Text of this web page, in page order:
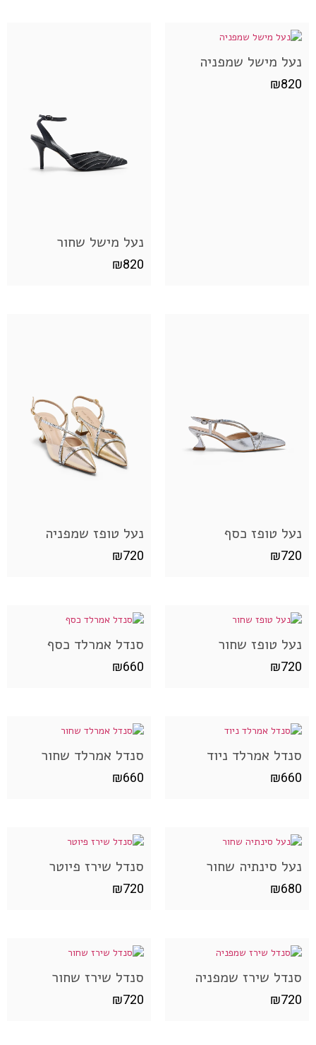
נעל מישל שמפניה
₪820
נעל מישל שחור
₪820
נעל טופז כסף
₪720
נעל טופז שמפניה
₪720
נעל טופז שחור
₪720
סנדל אמרלד כסף
₪660
סנדל אמרלד ניוד
₪660
סנדל אמרלד שחור
₪660
נעל סינתיה שחור
₪680
סנדל שירז פיוטר
₪720
סנדל שירז שמפניה
₪720
סנדל שירז שחור
₪720